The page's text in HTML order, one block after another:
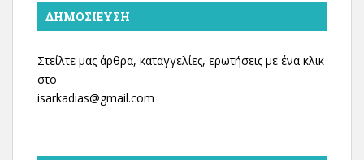
ΔΗΜΟΣΊΕΥΣΗ
Στείλτε μας άρθρα, καταγγελίες, ερωτήσεις με ένα κλικ
στο
isarkadias@gmail.com